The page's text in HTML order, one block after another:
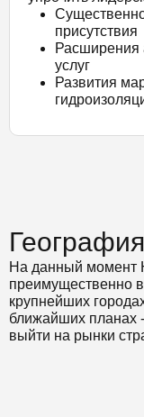
присутствия
Расширения
услуг
Развития
На данный момент
преимущественно
крупнейших
ближайших планах
выйти на рынки